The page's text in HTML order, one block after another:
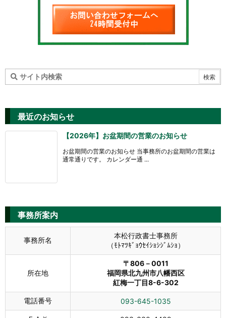
最近のお知らせ
【2026年】お盆期間の営業のお知らせ
お盆期間の営業のお知らせ 当事務所のお盆期間の営業は
通常通りです。 カレンダー通 ...
事務所案内
事務所名
本松行政書士事務所
（ﾓﾄﾏﾂｷﾞｮｳｾｲｼｮｼｼﾞﾑｼｮ）
所在地
〒806－0011
福岡県北九州市八幡西区
紅梅一丁目8-6-302
電話番号 093-645-1035